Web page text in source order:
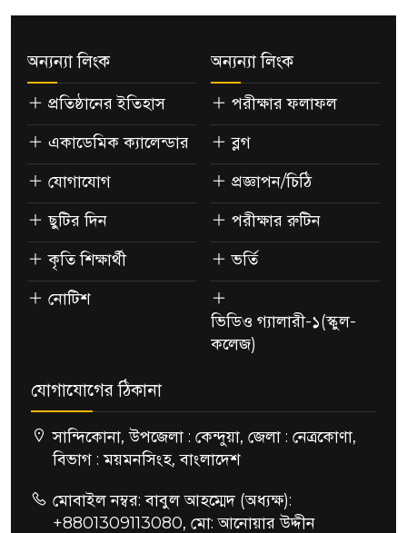
অন্যন্যা লিংক
প্রতিষ্ঠানের ইতিহাস
একাডেমিক ক্যালেন্ডার
যোগাযোগ
ছুটির দিন
কৃতি শিক্ষার্থী
নোটিশ
অন্যন্যা লিংক
পরীক্ষার ফলাফল
ব্লগ
প্রজ্ঞাপন/চিঠি
পরীক্ষার রুটিন
ভর্তি
ভিডিও গ্যালারী-১(স্কুল-
কলেজ)
যোগাযোগের ঠিকানা
সান্দিকোনা, উপজেলা : কেন্দুয়া, জেলা : নেত্রকোণা,
বিভাগ : ময়মনসিংহ, বাংলাদেশ
মোবাইল নম্বর: বাবুল আহম্মেদ (অধ্যক্ষ):
+8801309113080, মো: আনোয়ার উদ্দীন